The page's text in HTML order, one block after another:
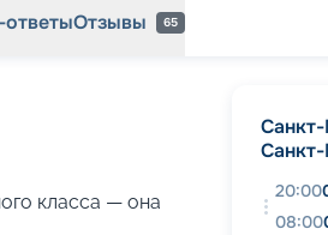
Отзывы 65
класса — она
20:00
08:00